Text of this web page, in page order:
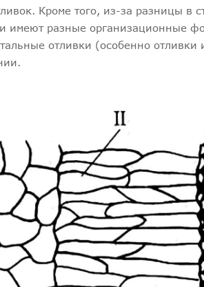
Кроме того, из-за разницы в
имеют разные организационные
отливки (особенно отливки